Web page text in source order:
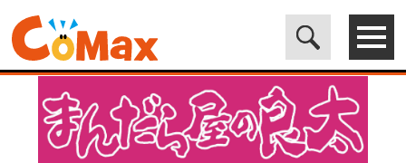
電子書籍マンガ CoMax(コマックス)公式サイト - 株式会社ICE>
LEGEND> まんだら屋の良太41